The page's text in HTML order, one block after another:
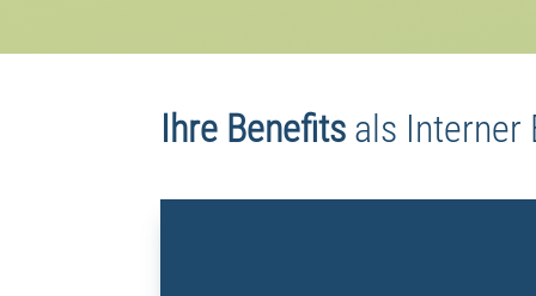
Ihre Benefits als Interner